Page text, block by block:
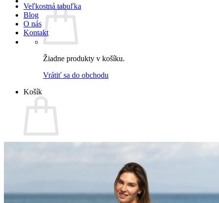
Žiadne produkty v košíku.
Vrátiť sa do obchodu
Košík
Veľkostná tabuľka
Blog
O nás
Kontakt